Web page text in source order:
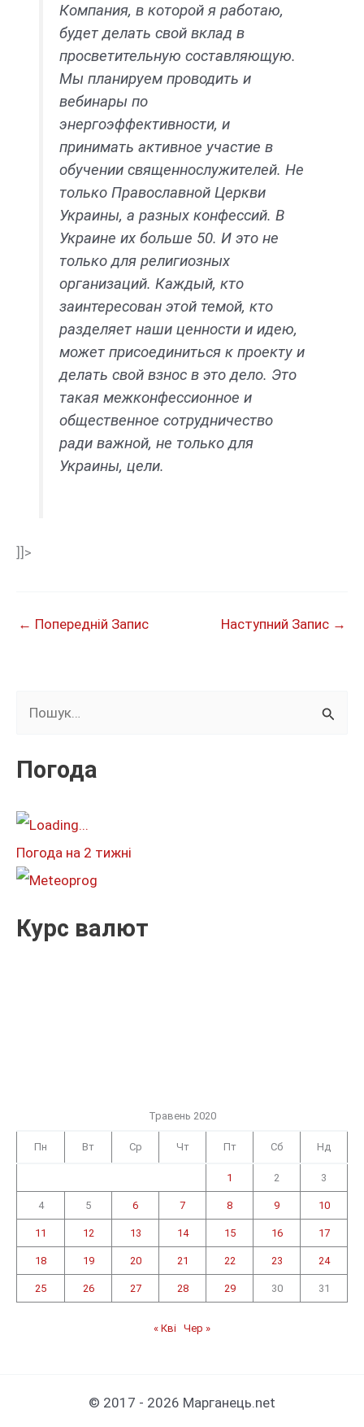
Компания, в которой я работаю,
будет делать свой вклад в
просветительную составляющую.
Мы планируем проводить и
вебинары по
энергоэффективности, и
принимать активное участие в
обучении священнослужителей. Не
только Православной Церкви
Украины, а разных конфессий. В
Украине их больше 50. И это не
только для религиозных
организаций. Каждый, кто
заинтересован этой темой, кто
разделяет наши ценности и идею,
может присоединиться к проекту и
делать свой взнос в это дело. Это
такая межконфессионное и
общественное сотрудничество
ради важной, не только для
Украины, цели.
]]>
← Попередній Запис Наступний Запис →
к
т
:
Погода
Погода на 2 тижні
Курс валют
Травень 2020
Пн Вт Ср Чт Пт Сб Нд
1 2 3
4 5 6 7 8 9 10
11 12 13 14 15 16 17
18 19 20 21 22 23 24
25 26 27 28 29 30 31
« Кві Чер »
© 2017 - 2026 Марганець.net